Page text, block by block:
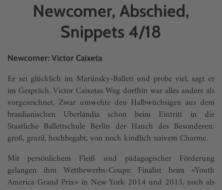
Newcomer, Abschied,
Snippets 4/18
Newcomer: Victor Caixeta
Er sei glücklich im Mariinsky-Ballett und probe viel, sagt er
im Gespräch. Victor Caixetas Weg dorthin war alles andere als
vorgezeichnet. Zwar umwehte den Halbwüchsigen aus dem
brasilianischen Uberlândia schon beim Eintritt in die
Staatliche Ballettschule Berlin der Hauch des Besonderen:
groß, grazil, hochbegabt, von noch kindlich naivem Charme.
Mit persönlichem Fleiß und pädagogischer Förderung
gelangen ihm Wettbewerbs-Coups: Finalist beim «Youth
America Grand Prix» in New York 2014 und 2015, noch als